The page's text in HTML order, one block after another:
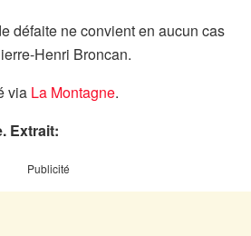
défaite ne convient en aucun cas
Henri Broncan.
via La Montagne.
Extrait:
Publicité